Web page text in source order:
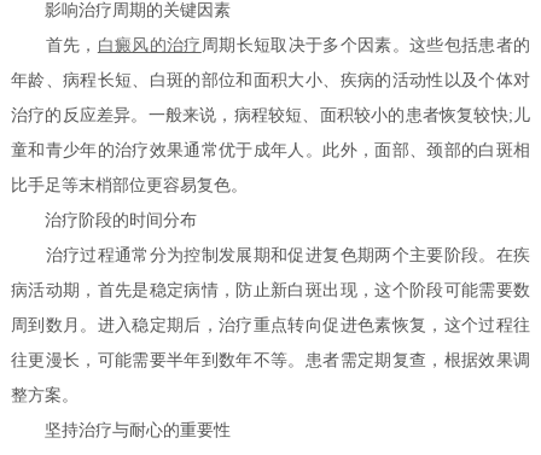
影响治疗周期的关键因素
首先， 白癜风的治疗 周期长短取决于多个因素。这些包括患者的
年龄、病程长短、白斑的部位和面积大小、疾病的活动性以及个体对
治疗的反应差异。一般来说，病程较短、面积较小的患者恢复较快;儿
童和青少年的治疗效果通常优于成年人。此外，面部、颈部的白斑相
比手足等末梢部位更容易复色。
治疗阶段的时间分布
治疗过程通常分为控制发展期和促进复色期两个主要阶段。在疾
病活动期，首先是稳定病情，防止新白斑出现，这个阶段可能需要数
周到数月。进入稳定期后，治疗重点转向促进色素恢复，这个过程往
往更漫长，可能需要半年到数年不等。患者需定期复查，根据效果调
整方案。
坚持治疗与耐心的重要性